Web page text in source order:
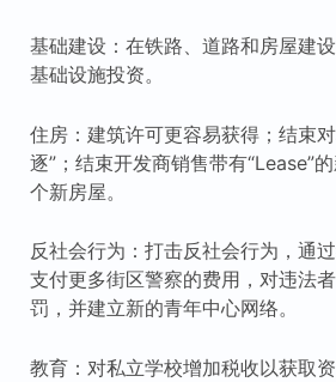
基础建设：在铁路、道路和房屋建
基础设施投资。
住房：建筑许可更容易获得；结束
逐”；结束开发商销售带有“Lease”
个新房屋。
反社会行为：打击反社会行为，通
支付更多街区警察的费用，对违法
罚，并建立新的青年中心网络。
教育：对私立学校增加税收以获取